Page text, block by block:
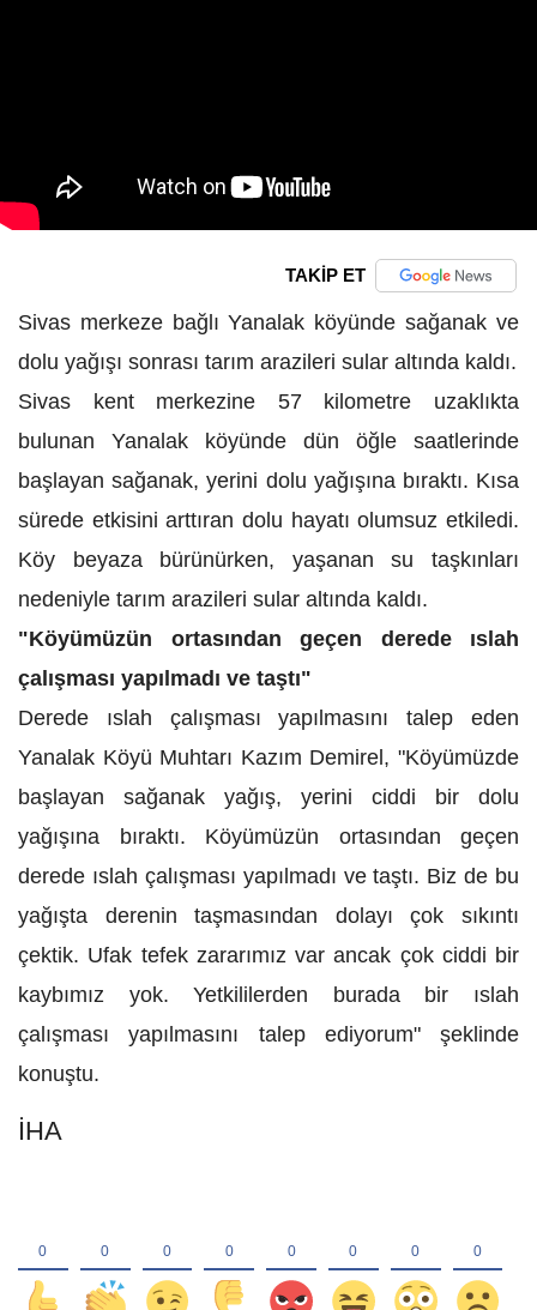
TAKİP ET
Sivas merkeze bağlı Yanalak köyünde sağanak ve
dolu yağışı sonrası tarım arazileri sular altında kaldı.
Sivas kent merkezine 57 kilometre uzaklıkta
bulunan Yanalak köyünde dün öğle saatlerinde
başlayan sağanak, yerini dolu yağışına bıraktı. Kısa
sürede etkisini arttıran dolu hayatı olumsuz etkiledi.
Köy beyaza bürünürken, yaşanan su taşkınları
nedeniyle tarım arazileri sular altında kaldı.
"Köyümüzün ortasından geçen derede ıslah
çalışması yapılmadı ve taştı"
Derede ıslah çalışması yapılmasını talep eden
Yanalak Köyü Muhtarı Kazım Demirel, "Köyümüzde
başlayan sağanak yağış, yerini ciddi bir dolu
yağışına bıraktı. Köyümüzün ortasından geçen
derede ıslah çalışması yapılmadı ve taştı. Biz de bu
yağışta derenin taşmasından dolayı çok sıkıntı
çektik. Ufak tefek zararımız var ancak çok ciddi bir
kaybımız yok. Yetkililerden burada bir ıslah
çalışması yapılmasını talep ediyorum" şeklinde
konuştu.
İHA